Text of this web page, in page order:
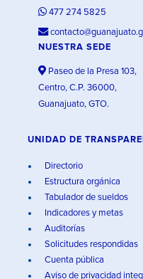
477 274 5825
NUESTRA SEDE
Paseo de la Presa 103,
Centro, C.P. 36000,
Guanajuato, GTO.
UNIDAD DE
Directorio
Estructura orgánica
Tabulador de sueldos
Indicadores y metas
Auditorías
Solicitudes respondidas
Cuenta pública
Aviso de privacidad